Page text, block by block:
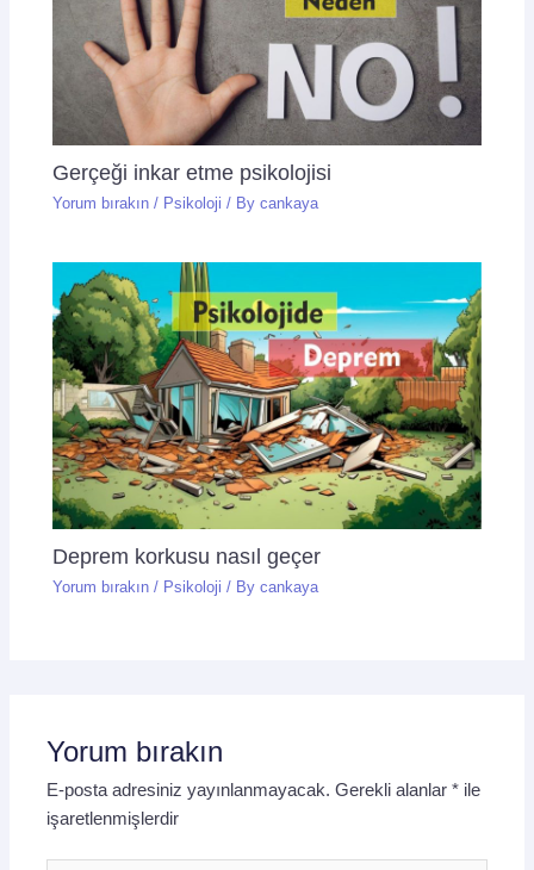
Gerçeği inkar etme psikolojisi
Yorum bırakın / Psikoloji / Bycankaya
Deprem korkusu nasıl geçer
Yorum bırakın / Psikoloji / Bycankaya
Yorum bırakın
E-posta adresiniz yayınlanmayacak. Gerekli alanlar* ile
işaretlenmişlerdir